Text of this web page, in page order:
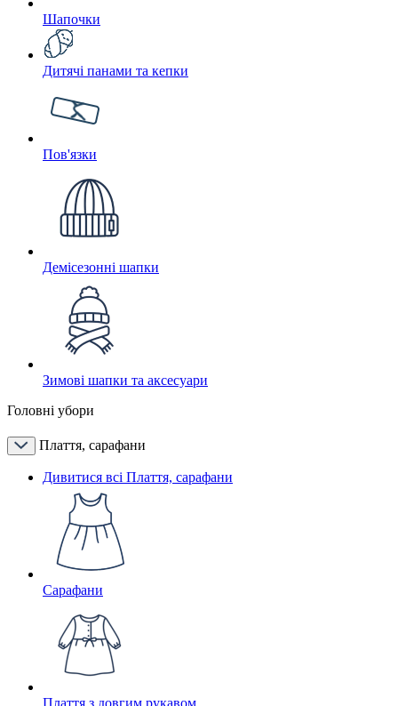
Шапочки
Дитячі панами та кепки
Пов'язки
Демісезонні шапки
Зимові шапки та аксесуари
Головні убори
Плаття, сарафани
Дивитися всі Плаття, сарафани
Сарафани
Плаття з довгим рукавом